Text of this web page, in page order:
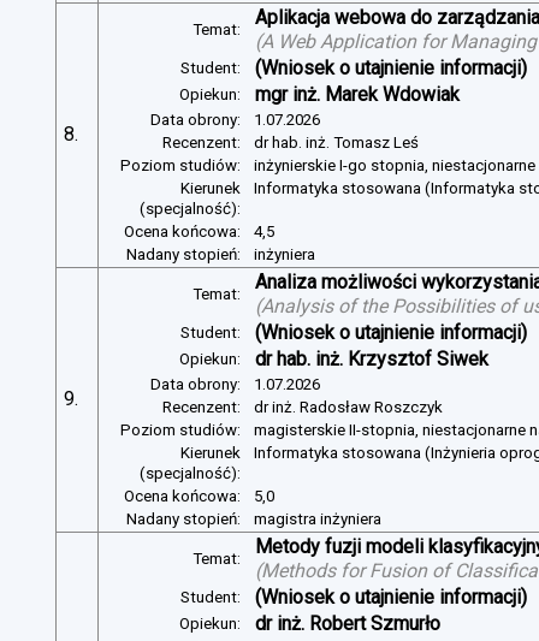
8.
Temat:
Aplikacja webowa do
(A Web Application for
Student: (Wniosek o utajnienie informacji)
Opiekun: mgr inż. Marek Wdowiak
Data obrony:
1.07.2026
Recenzent:
dr hab. inż. Tomasz Leś
Poziom studiów:
inżynierskie I-go stopnia, niestacjonarne
Kierunek
(specjalność):
Informatyka stosowana (Informatyka
Ocena końcowa:
4,5
Nadany stopień:
inżyniera
9.
Temat:
Analiza możliwości
(Analysis of the Possibilities of
Student: (Wniosek o utajnienie informacji)
Opiekun: dr hab. inż. Krzysztof Siwek
Data obrony:
1.07.2026
Recenzent:
dr inż. Radosław Roszczyk
Poziom studiów:
magisterskie II-stopnia, niestacjonarne
Kierunek
(specjalność):
Informatyka stosowana (Inżynieria
Ocena końcowa:
5,0
Nadany stopień:
magistra inżyniera
Temat:
Metody fuzji modeli
(Methods for Fusion of
Student: (Wniosek o utajnienie informacji)
Opiekun: dr inż. Robert Szmurło